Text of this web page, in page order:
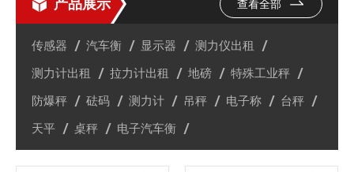
产品展示
传感器 汽车衡 显示器 测力仪出租
测力计出租 拉力计出租 地磅 特殊工业秤
防爆秤 砝码 测力计 吊秤 电子称 台秤
天平 桌秤 电子汽车衡
查看全部